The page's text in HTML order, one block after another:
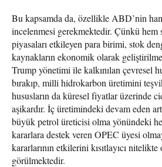
Bu kapsamda da, özellikle ABD’nin
incelenmesi gerekmektedir. Çünkü hem
piyasaları etkileyen para birimi, stok
kaynakların ekonomik olarak
Trump yönetimi ile kalkınılan çevresel
bırakıp, milli hidrokarbon üretimini
hususların da küresel fiyatlar üzerinde
aşikardır. İç üretimindeki devam eden
büyük petrol üreticisi olma yönündeki
kararlara destek veren OPEC üyesi
kararlarının etkilerini kısıtlayıcı
görülmektedir.